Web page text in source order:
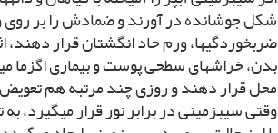
شکل جوشانده در آورند و ضمادش را بر روى
ضرب‏خوردگى‏ها، ورم حاد انگشتان قرار
بدن، خراش‏هاى سطحى پوست و بیمارى اگزما
محل قرار دهند و روزى چند مرتبه هم
وقتى سیب‏زمینى در برابر نور قرار